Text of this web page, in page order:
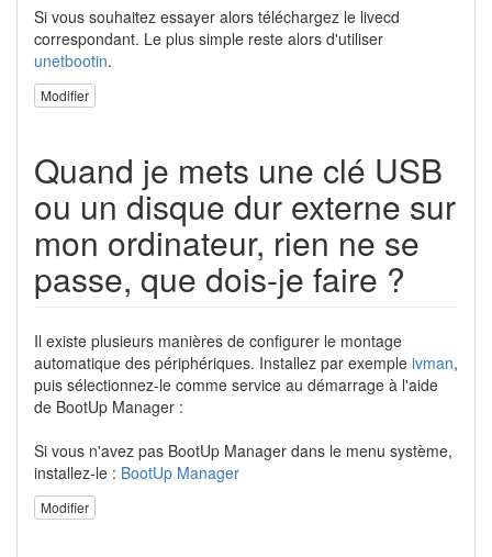
Si vous souhaitez essayer alors téléchargez le livecd
correspondant. Le plus simple reste alors d'utiliser
unetbootin.
Modifier
Quand je mets une clé USB
ou un disque dur externe sur
mon ordinateur, rien ne se
passe, que dois-je faire ?
Il existe plusieurs manières de configurer le montage
automatique des périphériques. Installez par exemple ivman,
puis sélectionnez-le comme service au démarrage à l'aide
de BootUp Manager :
Si vous n'avez pas BootUp Manager dans le menu système,
installez-le : BootUp Manager
Modifier